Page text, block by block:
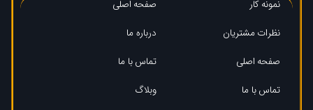
نمونه کار
نظرات مشتریان
صفحه اصلی
تماس با ما
صفحه اصلی
درباره ما
تماس با ما
وبلاگ